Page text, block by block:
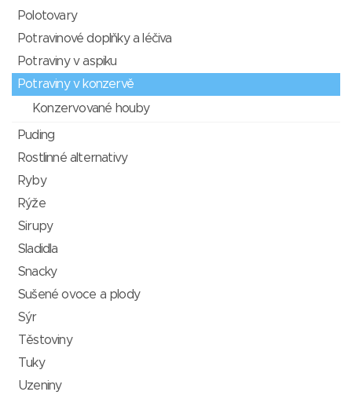
Polotovary
Potravinové doplňky a léčiva
Potraviny v aspiku
Potraviny v konzervě
Konzervované houby
Puding
Rostlinné alternativy
Ryby
Rýže
Sirupy
Sladidla
Snacky
Sušené ovoce a plody
Sýr
Těstoviny
Tuky
Uzeniny